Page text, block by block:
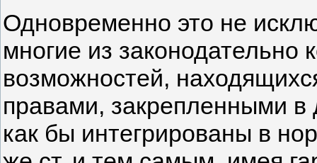
Одновременно это не
многие из законодательно
возможностей,
правами, закрепленными в
как бы интегрированы в